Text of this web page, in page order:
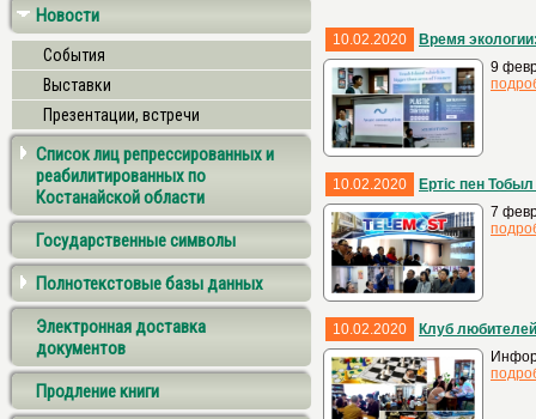
Новости
События
Выставки
Презентации, встречи
Список лиц репрессированных и
реабилитированных по
Костанайской области
Государственные символы
Полнотекстовые базы данных
Электронная доставка
документов
Продление книги
10.02.2020
Время
9
10.02.2020
Ертіс пен
7
10.02.2020
Клуб